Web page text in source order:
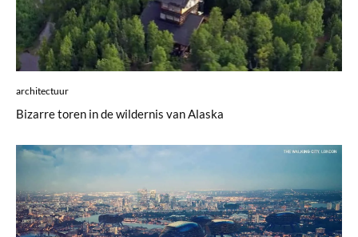
architectuur
Bizarre toren in de wildernis van Alaska